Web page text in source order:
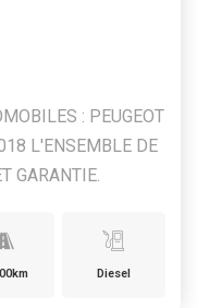
: PEUGEOT
L'ENSEMBLE DE
GARANTIE.
Diesel